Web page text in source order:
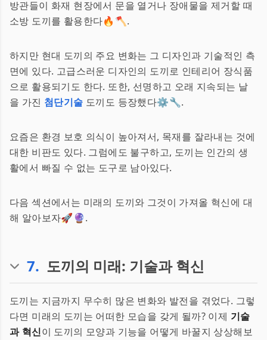
방관들이 화재 현장에서 문을 열거나 장애물을 제거할 때
소방 도끼를 활용한다🔥🪓.
하지만 현대 도끼의 주요 변화는 그 디자인과 기술적인 측
면에 있다. 고급스러운 디자인의 도끼로 인테리어 장식품
으로 활용되기도 한다. 또한, 선명하고 오래 지속되는 날
을 가진 첨단기술 도끼도 등장했다⚙️🔧.
요즘은 환경 보호 의식이 높아져서, 목재를 잘라내는 것에
대한 비판도 있다. 그럼에도 불구하고, 도끼는 인간의 생
활에서 빠질 수 없는 도구로 남아있다.
다음 섹션에서는 미래의 도끼와 그것이 가져올 혁신에 대
해 알아보자🚀🔮.
7. 도끼의 미래: 기술과 혁신
도끼는 지금까지 무수히 많은 변화와 발전을 겪었다. 그렇
다면 미래의 도끼는 어떠한 모습을 갖게 될까? 이제 기술
과 혁신이 도끼의 모양과 기능을 어떻게 바꿀지 상상해보